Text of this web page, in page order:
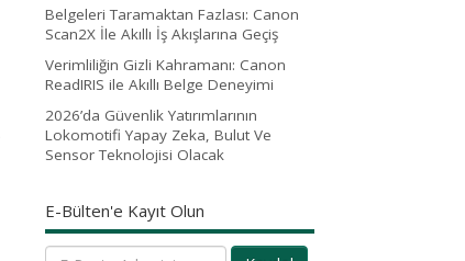
Belgeleri Taramaktan Fazlası: Canon
Scan2X İle Akıllı İş Akışlarına Geçiş
Verimliliğin Gizli Kahramanı: Canon
ReadIRIS ile Akıllı Belge Deneyimi
2026’da Güvenlik Yatırımlarının
Lokomotifi Yapay Zeka, Bulut Ve
Sensor Teknolojisi Olacak
E-Bülten'e Kayıt Olun